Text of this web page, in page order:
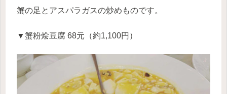
蟹の足とアスパラガスの炒めものです。
▼蟹粉烩豆腐 68元（約1,100円）